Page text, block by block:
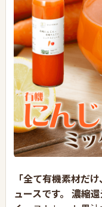
「全て有機素材だ
ュースです。 濃縮